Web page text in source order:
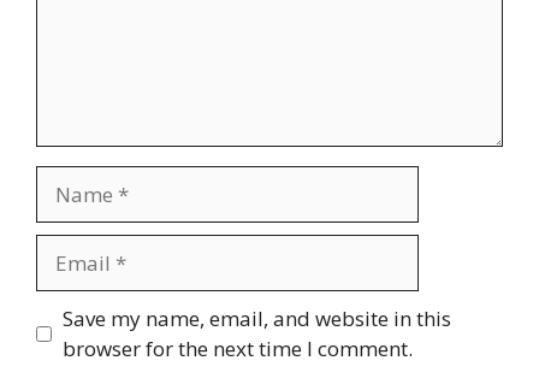
Website
Save my name, email, and website in this
browser for the next time I comment.